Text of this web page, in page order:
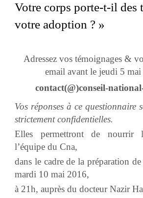
Votre corps porte-t-il des
votre adoption ? »
Adressez vos témoignages &
email avant le jeudi 5
contact(@)conseil-
Vos réponses à ce questionnaire
strictement confidentielles.
Elles permettront de nourrir
l’équipe du Cna,
dans le cadre de la préparation
mardi 10 mai 2016,
à 21h, auprès du docteur Nazir